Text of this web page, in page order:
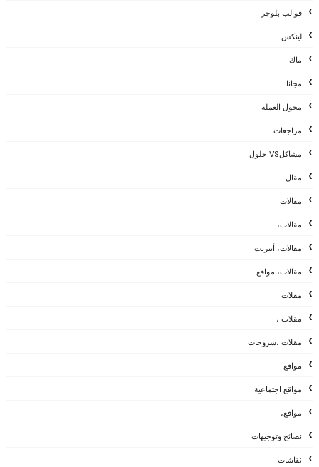
قوالب بلوجر
لينكس
ماك
مجانا
محول العملة
مراجعات
مشاكلVS حلول
مقال
مقالات
مقالات،
مقالات، أنترنت
مقالات، مواقع
مقلات
مقلات ،
مقلات ،شروحات
مواقع
مواقع اجتماعية
مواقع،
نصائح وتوجيهات
نقاشات